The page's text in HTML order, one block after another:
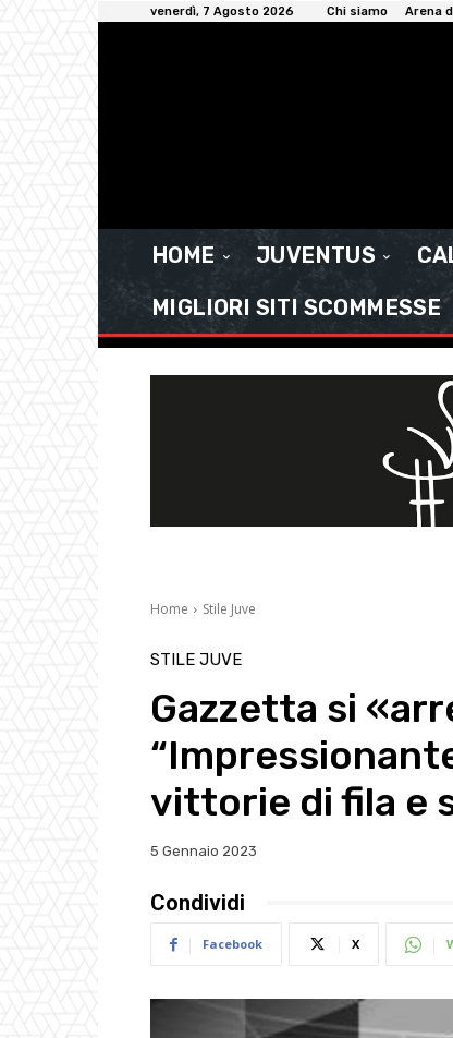
venerdì, 7 Agosto 2026 Chi siamo Arena
HOME JUVENTUS
MIGLIORI SITI SCOMMESSE
Home Stile Juve
STILE JUVE
Gazzetta si
vittorie di fila e
5 Gennaio 2023
Condividi
Facebook X